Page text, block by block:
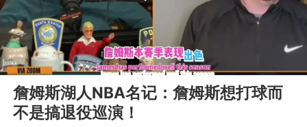
00:00
詹姆斯湖人NBA名记：詹姆斯想打球而
不是搞退役巡演！